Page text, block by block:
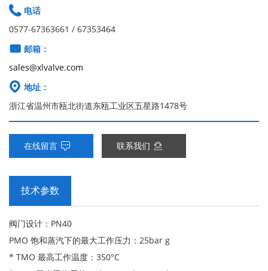
 电话
0577-67363661 / 67353464
 邮箱：
sales@xlvalve.com
 地址：
浙江省温州市瓯北街道东瓯工业区五星路1478号
在线留言  联系我们 
技术参数
阀门设计：PN40
PMO 饱和蒸汽下的最大工作压力：25bar g
* TMO 最高工作温度：350°C